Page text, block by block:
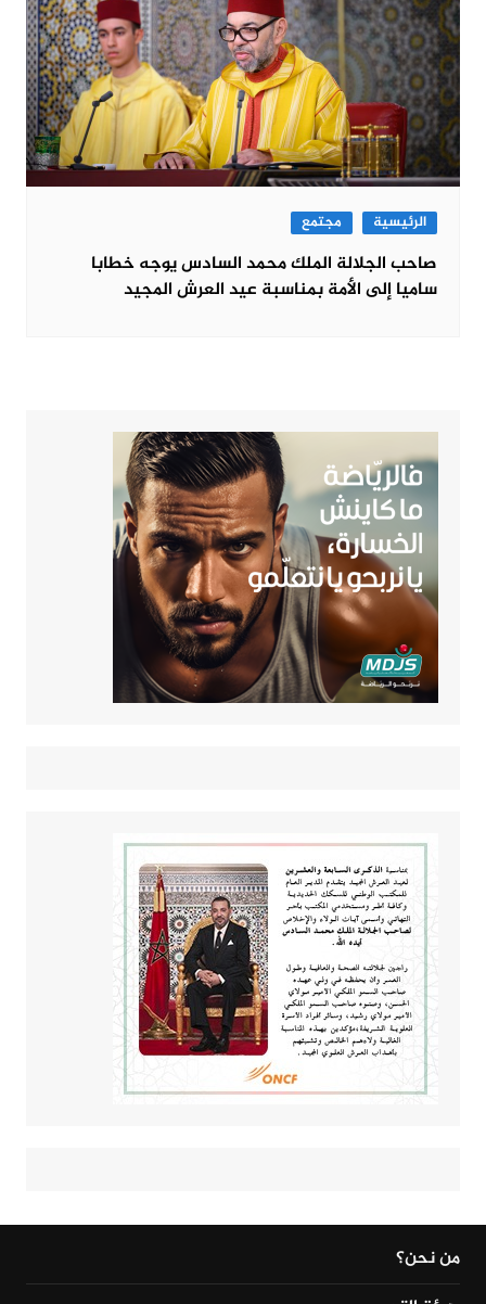
الرئيسية مجتمع
صاحب الجلالة الملك محمد السادس يوجه خطابا
ساميا إلى الأمة بمناسبة عيد العرش المجيد
من نحن؟